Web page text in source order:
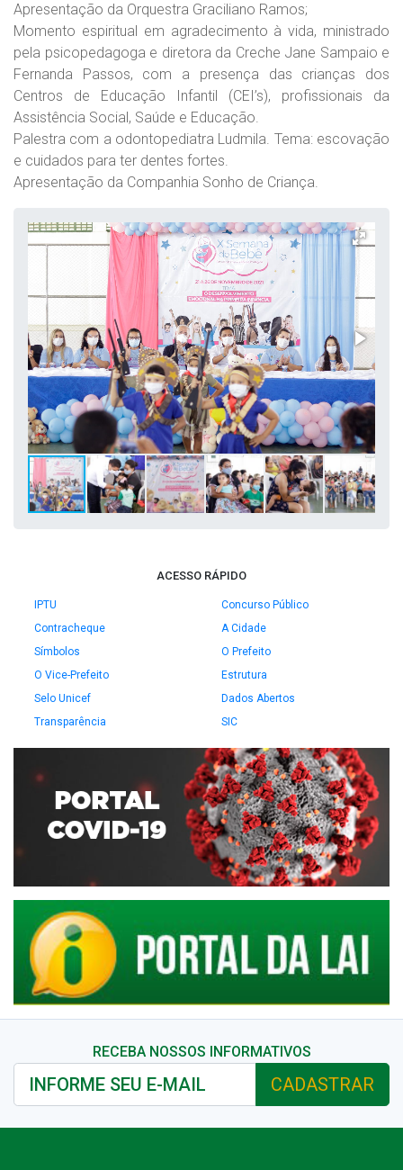
Apresentação da Orquestra Graciliano Ramos;
Momento espiritual em agradecimento à vida, ministrado
pela psicopedagoga e diretora da Creche Jane Sampaio e
Fernanda Passos, com a presença das crianças dos
Centros de Educação Infantil (CEI’s), profissionais da
Assistência Social, Saúde e Educação.
Palestra com a odontopediatra Ludmila. Tema: escovação
e cuidados para ter dentes fortes.
Apresentação da Companhia Sonho de Criança.
ACESSO RÁPIDO
IPTU
Concurso Público
Contracheque
A Cidade
Símbolos
O Prefeito
O Vice-Prefeito
Estrutura
Selo Unicef
Dados Abertos
Transparência
SIC
RECEBA NOSSOS INFORMATIVOS
CADASTRAR